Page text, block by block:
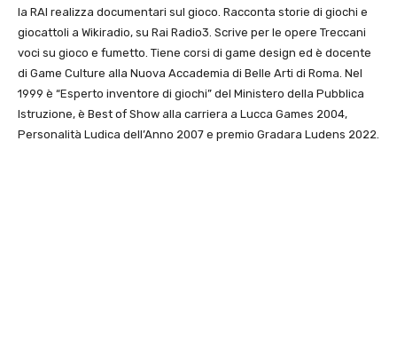
la RAI realizza documentari sul gioco. Racconta storie di giochi e
giocattoli a Wikiradio, su Rai Radio3. Scrive per le opere Treccani
voci su gioco e fumetto. Tiene corsi di game design ed è docente
di Game Culture alla Nuova Accademia di Belle Arti di Roma. Nel
1999 è “Esperto inventore di giochi” del Ministero della Pubblica
Istruzione, è Best of Show alla carriera a Lucca Games 2004,
Personalità Ludica dell’Anno 2007 e premio Gradara Ludens 2022.